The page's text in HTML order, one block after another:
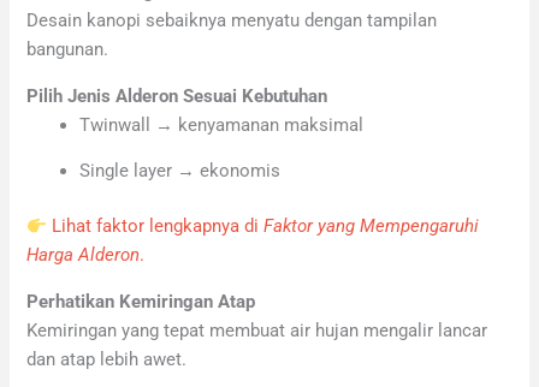
Desain kanopi sebaiknya menyatu dengan tampilan
bangunan.
Pilih Jenis Alderon Sesuai Kebutuhan
Twinwall → kenyamanan maksimal
Single layer → ekonomis
Lihat faktor lengkapnya diFaktor yang Mempengaruhi
Harga Alderon.
Perhatikan Kemiringan Atap
Kemiringan yang tepat membuat air hujan mengalir lancar
dan atap lebih awet.